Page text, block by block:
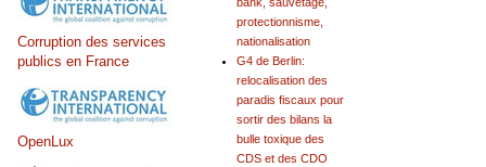
protectionnisme,
nationalisation
G4 de Berlin:
relocalisation des
paradis fiscaux pour
sortir des bilans la
bulle toxique des
CDS et des CDO
Corruption des services
publics en France
OpenLux